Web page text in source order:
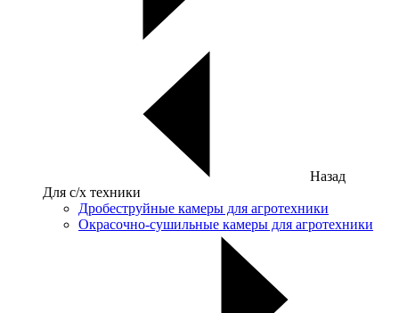
Назад
Для с/х техники
Дробеструйные камеры для агротехники
Окрасочно-сушильные камеры для агротехники